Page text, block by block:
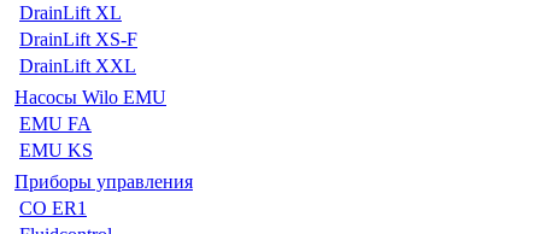
DrainLift XL
DrainLift XS-F
DrainLift XXL
Насосы Wilo EMU
EMU FA
EMU KS
Приборы управления
CO ER1